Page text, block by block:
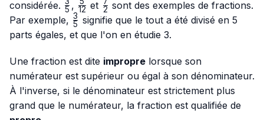
considérée. \frac{3}
{5}
5 , \frac{5}
{12}
12 et \frac{7}
{2}
2 sont des exemples de fractions.
Par exemple, \frac{3}
{5}
5
3 signifie que le tout a été divisé en 5
parts égales, et que l'on en étudie 3.
Une fraction est dite impropre lorsque son
numérateur est supérieur ou égal à son dénominateur.
À l'inverse, si le dénominateur est strictement plus
grand que le numérateur, la fraction est qualifiée de